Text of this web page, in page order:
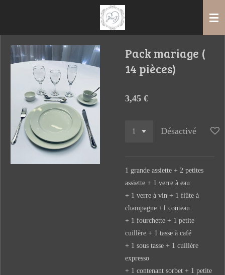
contenu
principal
Pack mariage (
14 pièces)
3,45 €
Désactivé
1 grande assiette + 2 petites
assiette + 1 verre à eau
+ 1 verre à vin + 1 flûte à
champagne +1 couteau
+ 1 fourchette + 1 petite
cuillère + 1 tasse à café
+ 1 sous tasse + 1 cuillère
expresso
+ 1 contenant sorbet + 1 petite